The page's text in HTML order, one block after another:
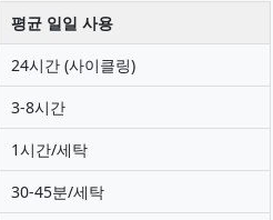
평균 일일 사용
24시간 (사이클링)
3-8시간
1시간/세탁
30-45분/세탁